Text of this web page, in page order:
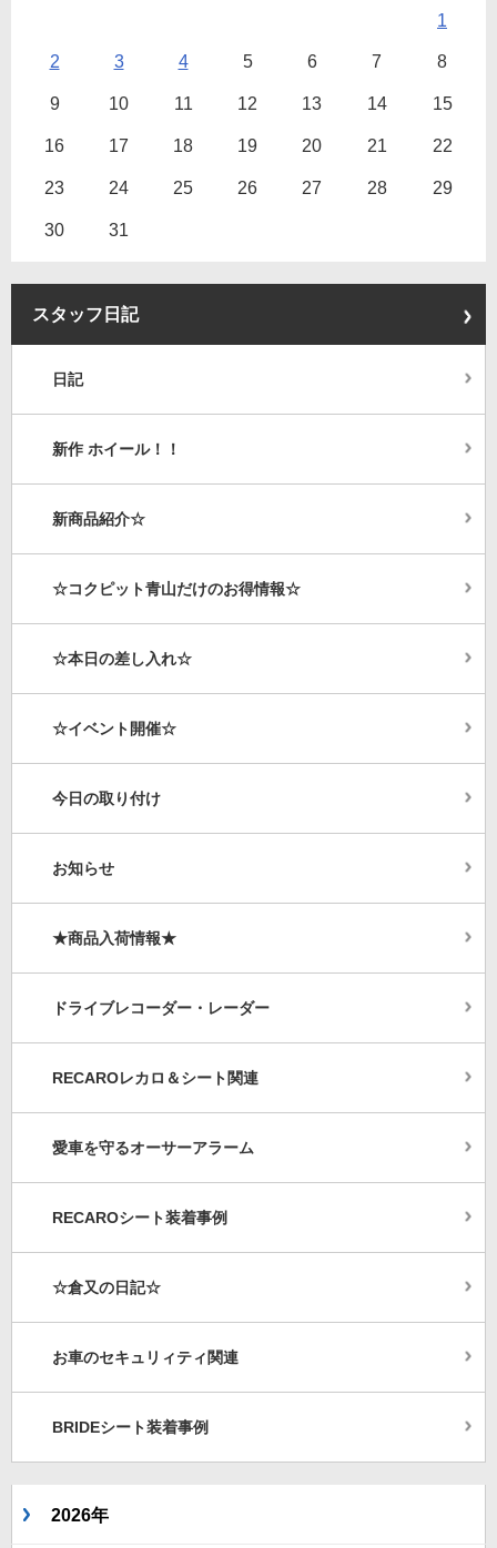
1
2 3 4 5 6 7 8
9 10 11 12 13 14 15
16 17 18 19 20 21 22
23 24 25 26 27 28 29
30 31
スタッフ日記
日記
新作 ホイール！！
新商品紹介☆
☆コクピット青山だけのお得情報☆
☆本日の差し入れ☆
☆イベント開催☆
今日の取り付け
お知らせ
★商品入荷情報★
ドライブレコーダー・レーダー
RECAROレカロ＆シート関連
愛車を守るオーサーアラーム
RECAROシート装着事例
☆倉又の日記☆
お車のセキュリィティ関連
BRIDEシート装着事例
2026年